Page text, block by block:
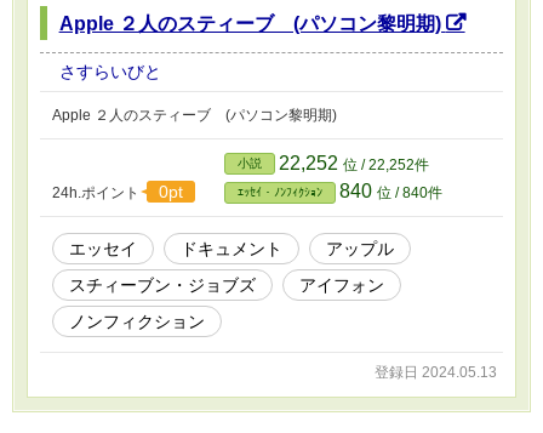
Apple ２人のスティーブ (パソコン黎明期)
さすらいびと
Apple ２人のスティーブ (パソコン黎明期)
24h.ポイント 0pt
小説 22,252 位 / 22,252件
ｴｯｾｲ・ﾉﾝﾌｨｸｼｮﾝ 840 位 / 840件
エッセイ ドキュメント
アップル
スチィーブン・ジョブズ
アイフォン
ノンフィクション
登録日 2024.05.13